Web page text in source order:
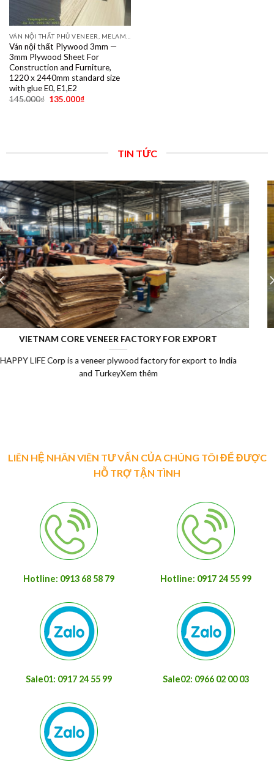
Ván nội thất Plywood 3mm —
3mm Plywood Sheet For
Construction and Furniture,
1220 x 2440mm standard size
with glue E0, E1,E2
145.000₫ 135.000₫
TIN TỨC
LAMINATED VENEER LUMBER (LVL)
Laminated Wood, LVL Laminated Veneer Lumber, LVL plywood
Vietnam, LVL Timber, Vietnam plywood exportXem thêm
LIÊN HỆ NHÂN VIÊN TƯ VẤN CỦA CHÚNG TÔI ĐỂ ĐƯỢC
HỖ TRỢ TẬN TÌNH
Hotline: 0913 68 58 79 Hotline: 0917 24 55 99
Sale01: 0917 24 55 99 Sale02: 0966 02 00 03